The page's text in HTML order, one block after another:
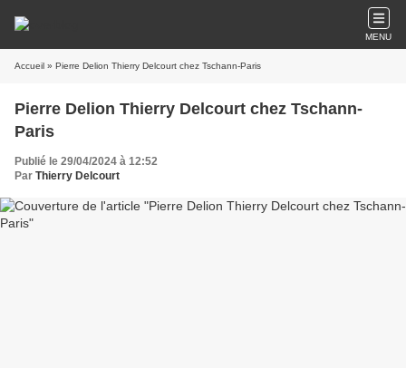
MENU
Accueil » Pierre Delion Thierry Delcourt chez Tschann-Paris
Pierre Delion Thierry Delcourt chez Tschann-
Paris
Publié le 29/04/2024 à 12:52
Par Thierry Delcourt